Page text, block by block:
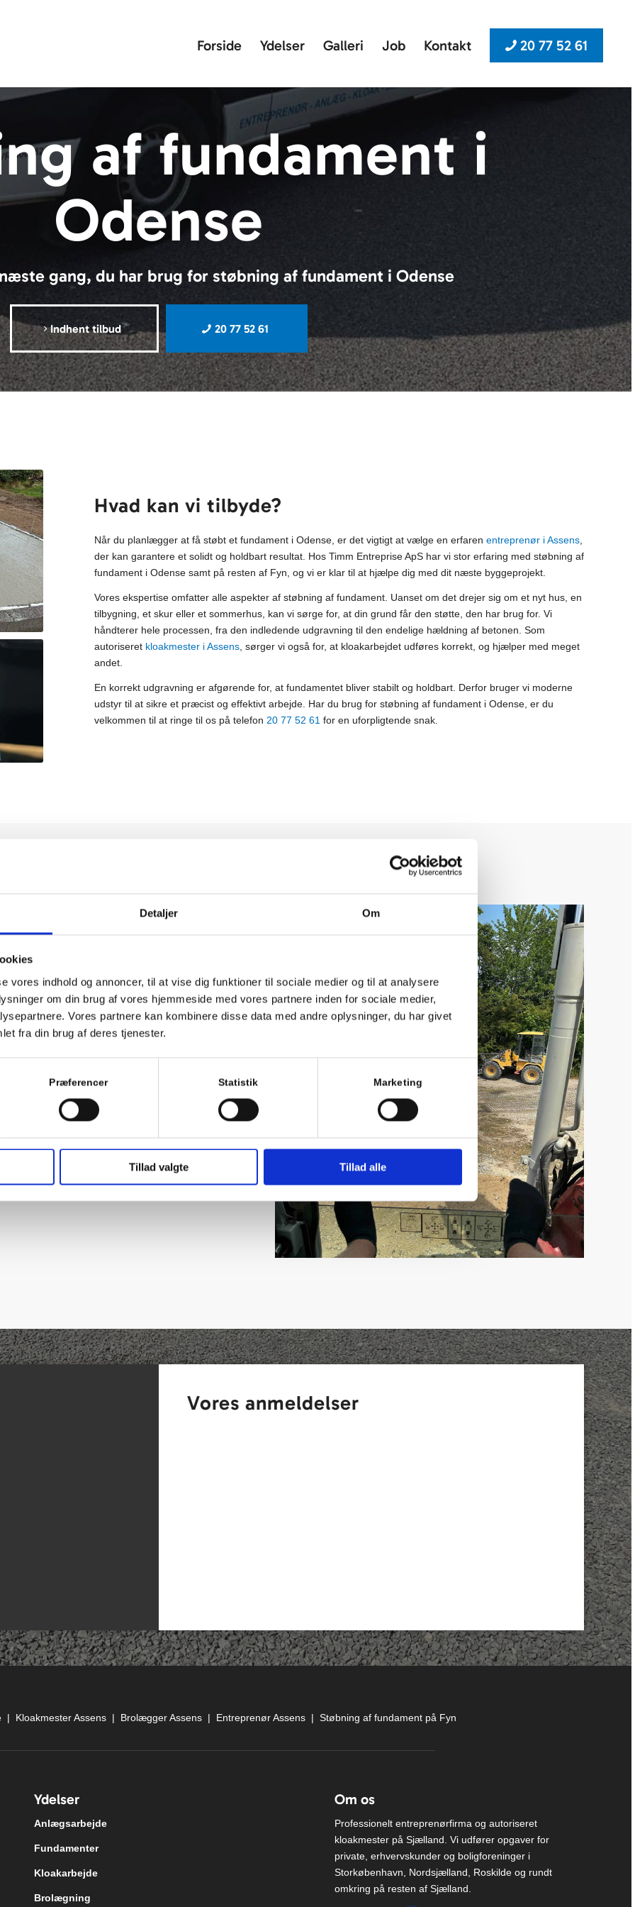
Detaljer Om
vores indhold og annoncer, til at vise dig funktioner til sociale medier og til at analysere
om din brug af vores hjemmeside med vores partnere inden for sociale medier,
Vores partnere kan kombinere disse data med andre oplysninger, du har givet
fra din brug af deres tjenester.
Præferencer Statistik Marketing
Tillad valgte Tillad alle
Forside Ydelser Galleri Job Kontakt 20 77 52 61
af fundament i
Odense
gang, du har brug for støbning af fundament i Odense
Indhent tilbud 20 77 52 61
Hvad kan vi tilbyde?
Når du planlægger at få støbt et fundament i Odense, er det vigtigt at vælge en erfaren entreprenør i Assens,
der kan garantere et solidt og holdbart resultat. Hos Timm Entreprise ApS har vi stor erfaring med støbning af
fundament i Odense samt på resten af Fyn, og vi er klar til at hjælpe dig med dit næste byggeprojekt.
Vores ekspertise omfatter alle aspekter af støbning af fundament. Uanset om det drejer sig om et nyt hus, en
tilbygning, et skur eller et sommerhus, kan vi sørge for, at din grund får den støtte, den har brug for. Vi
håndterer hele processen, fra den indledende udgravning til den endelige hældning af betonen. Som
autoriseret kloakmester i Assens, sørger vi også for, at kloakarbejdet udføres korrekt, og hjælper med meget
andet.
En korrekt udgravning er afgørende for, at fundamentet bliver stabilt og holdbart. Derfor bruger vi moderne
udstyr til at sikre et præcist og effektivt arbejde. Har du brug for støbning af fundament i Odense, er du
velkommen til at ringe til os på telefon 20 77 52 61 for en uforpligtende snak.
udføres med høj effektivitet. Vi benytter
styrke og kan modstå belastninger i
og uden problemer, samtidig med at vi
støbningen, men også yderligere opgaver
i forbindelse med dit byggeprojekt.
i Odense
andet sted på
tilbud på støbning af fundament i Odense, der
Vores anmeldelser
| Kloakmester Assens | Brolægger Assens | Entreprenør Assens |Støbning af fundament på Fyn
Ydelser
Anlægsarbejde
Fundamenter
Kloakarbejde
Brolægning
Om os
Professionelt entreprenørfirma og autoriseret
kloakmester på Sjælland. Vi udfører opgaver for
private, erhvervskunder og boligforeninger i
Storkøbenhavn, Nordsjælland, Roskilde og rundt
omkring på resten af Sjælland.